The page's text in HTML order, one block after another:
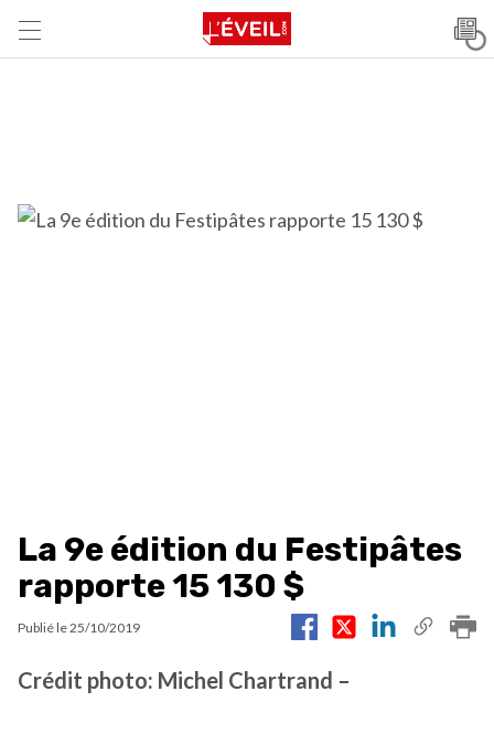
La 9e édition du Festipâtes
rapporte 15 130 $
Publié le25/10/2019
Crédit photo: Michel Chartrand –